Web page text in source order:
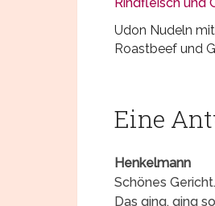
Udon Nudeln
Roastbeef und
Eine
Henkelmann
Schönes
Das ging, ging